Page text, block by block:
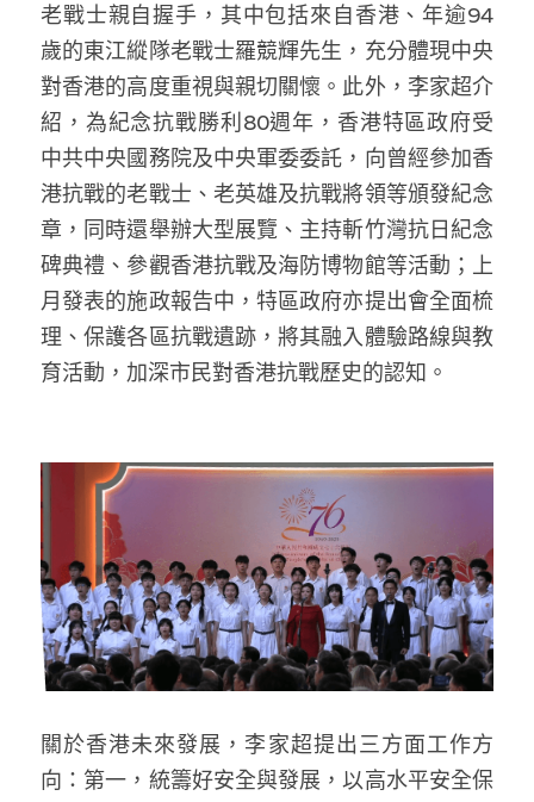
老戰士親自握手，其中包括來自香港、年逾94
歲的東江縱隊老戰士羅競輝先生，充分體現中央
對香港的高度重視與親切關懷。此外，李家超介
紹，為紀念抗戰勝利80週年，香港特區政府受
中共中央國務院及中央軍委委託，向曾經參加香
港抗戰的老戰士、老英雄及抗戰將領等頒發紀念
章，同時還舉辦大型展覽、主持斬竹灣抗日紀念
碑典禮、參觀香港抗戰及海防博物館等活動；上
月發表的施政報告中，特區政府亦提出會全面梳
理、保護各區抗戰遺跡，將其融入體驗路線與教
育活動，加深市民對香港抗戰歷史的認知。
關於香港未來發展，李家超提出三方面工作方
向：第一，統籌好安全與發展，以高水平安全保